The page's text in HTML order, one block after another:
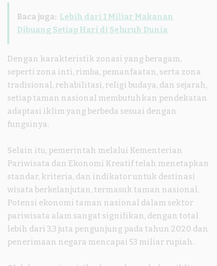
Baca juga: Lebih dari 1 Miliar Makanan
Dibuang Setiap Hari di Seluruh Dunia
Dengan karakteristik zonasi yang beragam,
seperti zona inti, rimba, pemanfaatan, serta zona
tradisional, rehabilitasi, religi budaya, dan sejarah,
setiap taman nasional membutuhkan pendekatan
adaptasi iklim yang berbeda sesuai dengan
fungsinya.
Selain itu, pemerintah melalui Kementerian
Pariwisata dan Ekonomi Kreatif telah menetapkan
standar, kriteria, dan indikator untuk destinasi
wisata berkelanjutan, termasuk taman nasional.
Potensi ekonomi taman nasional dalam sektor
pariwisata alam sangat signifikan, dengan total
lebih dari 3,3 juta pengunjung pada tahun 2020 dan
penerimaan negara mencapai 53 miliar rupiah.